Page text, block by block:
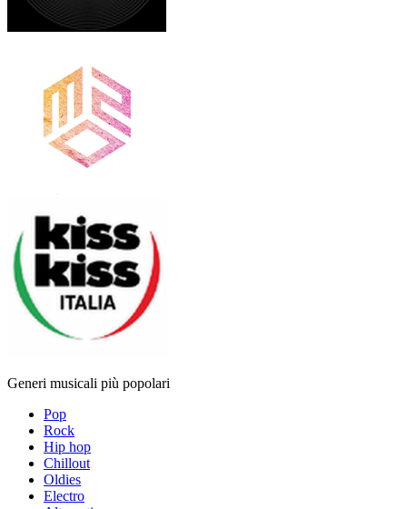
Generi musicali più popolari
Pop
Rock
Hip hop
Chillout
Oldies
Electro